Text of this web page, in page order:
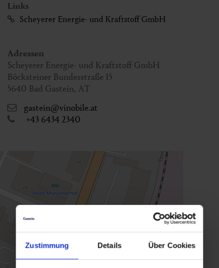
Zustimmung Details Über Cookies
Links
Scheyerer Energie- und Kraftstoff GmbH
Adressen
Scheyerer Energie- und Kraftstoff GmbH
Böcksteiner Bundesstraße 15
5640 Bad Gastein, AT
gastein@vinobile.at
+43 6434 2340